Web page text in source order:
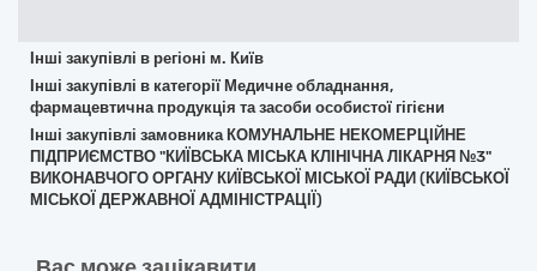
Інші закупівлі в регіоні м. Київ
Інші закупівлі в категорії Медичне обладнання,
фармацевтична продукція та засоби особистої гігієни
Інші закупівлі замовника КОМУНАЛЬНЕ НЕКОМЕРЦІЙНЕ
ПІДПРИЄМСТВО "КИЇВСЬКА МІСЬКА КЛІНІЧНА ЛІКАРНЯ №3"
ВИКОНАВЧОГО ОРГАНУ КИЇВСЬКОЇ МІСЬКОЇ РАДИ (КИЇВСЬКОЇ
МІСЬКОЇ ДЕРЖАВНОЇ АДМІНІСТРАЦІЇ)